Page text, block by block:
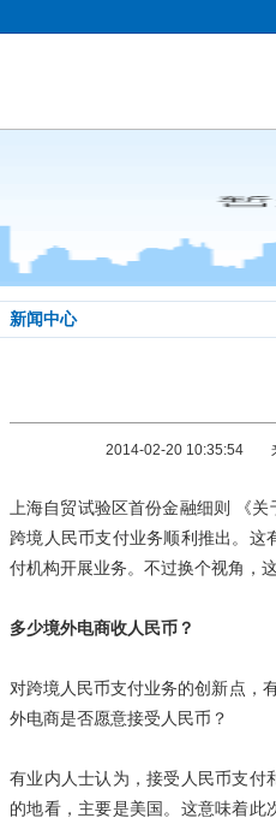
新闻中心
2014-02-20 10:35:54
上海自贸试验区首份金融细则 《
跨境人民币支付业务顺利推出。这
付机构开展业务。不过换个视角，
多少境外电商收人民币？
对跨境人民币支付业务的创新点，
外电商是否愿意接受人民币？
有业内人士认为，接受人民币支付
的地看，主要是美国。这意味着此